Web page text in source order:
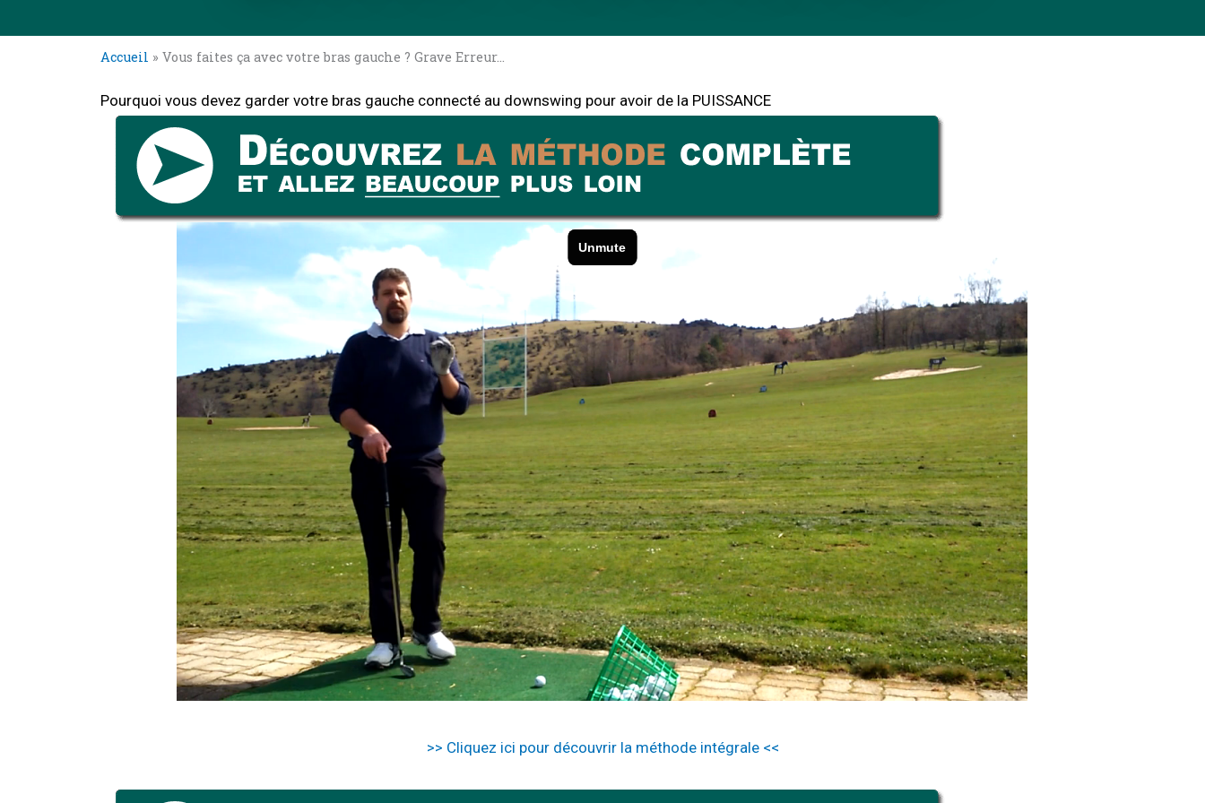
Accueil » Vous faites ça avec votre bras gauche ? Grave Erreur…
Pourquoi vous devez garder votre bras gauche connecté au downswing pour avoir de la PUISSANCE
>> Cliquez ici pour découvrir la méthode intégrale <<